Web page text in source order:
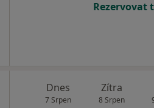
Rezervovat
Dnes
7 Srpen
Zítra
8 Srpen